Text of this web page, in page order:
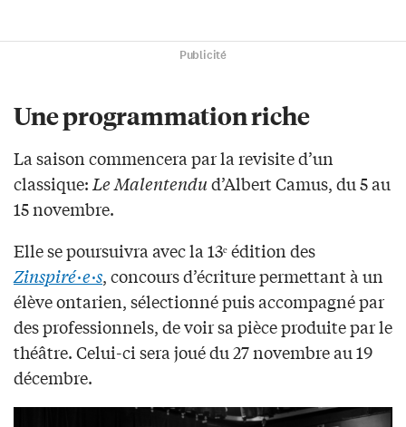
Publicité
Une programmation riche
La saison commencera par la revisite d’un
classique: Le Malentendud’Albert Camus, du 5 au
15 novembre.
Elle se poursuivra avec la 13ᵉ édition des
Zinspiré·e·s, concours d’écriture permettant à un
élève ontarien, sélectionné puis accompagné par
des professionnels, de voir sa pièce produite par le
théâtre. Celui-ci sera joué du 27 novembre au 19
décembre.